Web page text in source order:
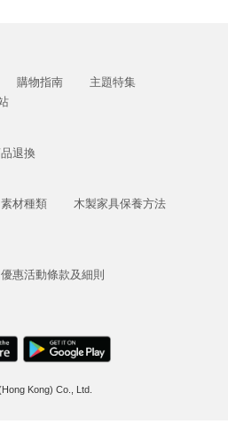
購物指南
主題特集
退換
素材種類
木製家具保養方法
優惠活動條款及細則
Kong) Co., Ltd.